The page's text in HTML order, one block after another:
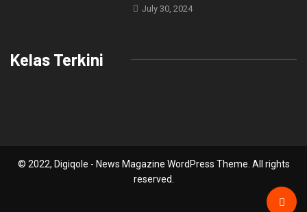
July 30, 2024
Kelas Terkini
© 2022, Digiqole - News Magazine WordPress Theme. All rights
reserved.